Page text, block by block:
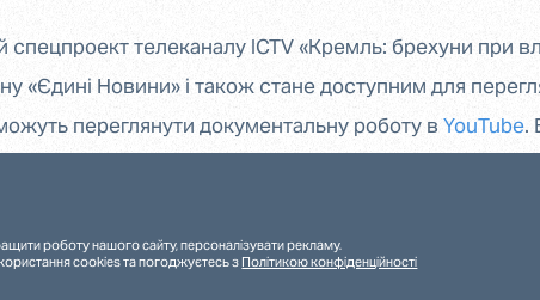
телеканалу ICTV «Кремль: брехуни при
«Єдині Новини» і також стане доступним для
переглянути документальну роботу в YouTube.
роботу нашого сайту, персоналізувати рекламу.
cookies та погоджуєтесь з Політикою конфіденційності